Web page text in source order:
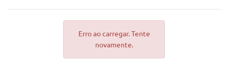
Erro ao carregar. Tente
novamente.